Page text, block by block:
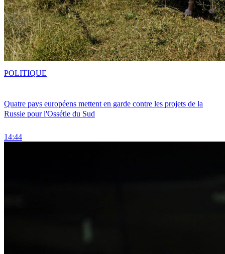
Quatre pays européens mettent en garde contre les projets de la
Russie pour l'Ossétie du Sud
14:44
POLITIQUE